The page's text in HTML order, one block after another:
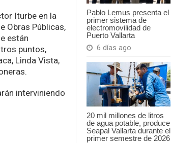
Pablo Lemus presenta el
primer sistema de
electromovilidad de
Puerto Vallarta
6 días ago
20 mil millones de litros
de agua potable, produce
Seapal Vallarta durante el
primer semestre de 2026
Iturbe en la
Obras Públicas,
están
puntos,
Linda Vista,
interviniendo